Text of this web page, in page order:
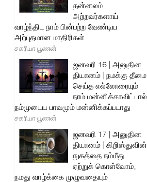
தன்னலம்
அற்றவர்களாய்
வாழ்ந்திட நாம் பின்பற்ற வேண்டிய
அற்புதமான மாதிரிகள்
சகரியா பூணன்
ஜனவரி 16 | அனுதின
தியானம் | நமக்கு தீமை
செய்த எல்லோரையும்
நாம் மன்னிக்காவிட்டால்
நம்முடைய பாவமும் மன்னிக்கப்படாது
சகரியா பூணன்
ஜனவரி 17 | அனுதின
தியானம் | கிறிஸ்துவின்
நுகத்தை நம்மீது
ஏற்றுக் கொள்வோம்,
நமது வாழ்க்கை முழுவதையும்